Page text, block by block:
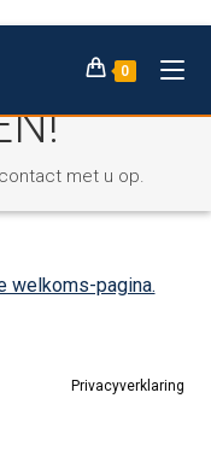
0
HET
met u op.
welkoms-pagina.
Privacyverklaring